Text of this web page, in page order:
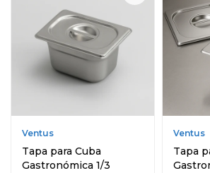
Ventus
Tapa para Cuba
Gastronómica 1/3
Ventus
Tapa